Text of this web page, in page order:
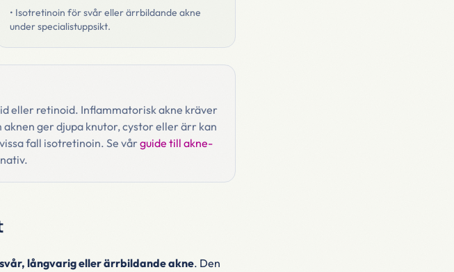
• Isotretinoin för svår eller ärrbildande akne
under specialistuppsikt.
eller retinoid. Inflammatorisk akne kräver
ger djupa knutor, cystor eller ärr kan
fall isotretinoin. Se vårguide till akne-
svår, långvarig eller ärrbildande akne. Den